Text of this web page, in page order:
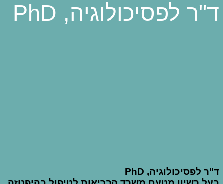
ד"ר לפסיכולוגיה, PhD
ד"ר לפסיכולוגיה, PhD